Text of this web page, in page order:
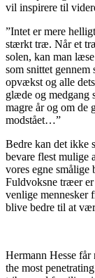
vil inspirere til
”Intet er mere
stærkt træ. Når et
solen, kan man
som snittet
opvækst og alle
glæde og medgang
magre år og om de
modstået…”
Bedre kan det ikke
bevare flest mulige
vores egne
Fuldvoksne træer
venlige mennesker
blive bedre til at
Hermann Hesse får
the most